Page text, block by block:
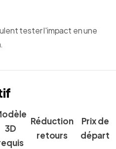
tester l'impact en une
3D
Réduction
retours
Prix de
départ